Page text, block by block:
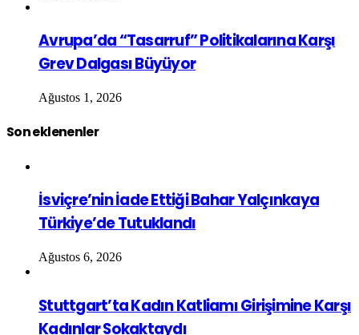
Avrupa’da “Tasarruf” Politikalarına Karşı
Grev Dalgası Büyüyor
Ağustos 1, 2026
Son eklenenler
İsviçre’nin İade Ettiği Bahar Yalçınkaya
Türkiye’de Tutuklandı
Ağustos 6, 2026
Stuttgart’ta Kadın Katliamı Girişimine Karşı
Kadınlar Sokaktaydı